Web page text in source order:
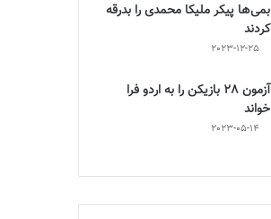
بمی‌ها پیکر ملیکا محمدی را بدرقه
کردند
2023-12-25
آزمون 28 بازیکن را به اردو فرا
خواند
2023-05-14